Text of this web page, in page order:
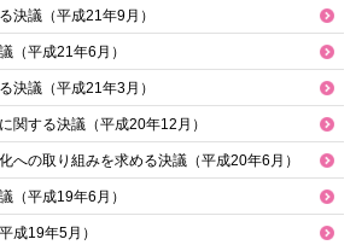
決議（平成21年9月）
（平成21年6月）
決議（平成21年3月）
関する決議（平成20年12月）
への取り組みを求める決議（平成20年6月）
（平成19年6月）
成19年5月）